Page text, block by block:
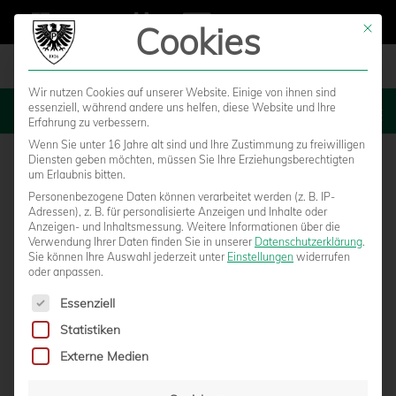
MENU
10 JAHRE PUBLIC VIEWING IN DER
Mit
Cookies
Wir nutzen Cookies auf unserer Website. Einige von ihnen sind
essenziell, während andere uns helfen, diese Website und Ihre
Erfahrung zu verbessern.
Wenn Sie unter 16 Jahre alt sind und Ihre Zustimmung zu freiwilligen
Diensten geben möchten, müssen Sie Ihre Erziehungsberechtigten
um Erlaubnis bitten.
Personenbezogene Daten können verarbeitet werden (z. B. IP-
Adressen), z. B. für personalisierte Anzeigen und Inhalte oder
Anzeigen- und Inhaltsmessung. Weitere Informationen über die
Verwendung Ihrer Daten finden Sie in unserer Datenschutzerklärung.
Sie können Ihre Auswahl jederzeit unter Einstellungen widerrufen
oder anpassen.
Es folgt eine Liste der Service-Gruppen, für die eine
Essenziell
Statistiken
Externe Medien